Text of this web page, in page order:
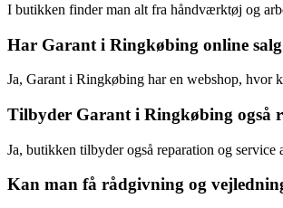
I butikken finder man alt fra håndværktøj og
Har Garant i Ringkøbing online
Ja, Garant i Ringkøbing har en webshop, hvor
Tilbyder Garant i Ringkøbing også
Ja, butikken tilbyder også reparation og
Kan man få rådgivning og